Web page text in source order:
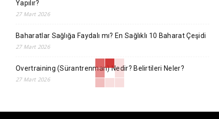
Yapılır?
27 Mart 2026
Baharatlar Sağlığa Faydalı mı? En Sağlıklı 10 Baharat Çeşidi
27 Mart 2026
Overtraining (Sürantrenman) Nedir? Belirtileri Neler?
27 Mart 2026